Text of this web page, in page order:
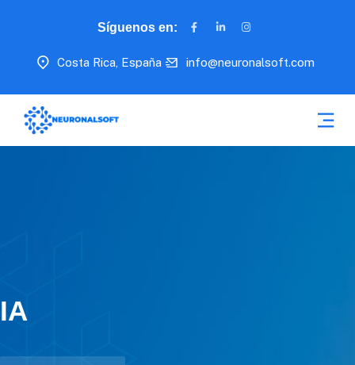
Síguenos en:
Costa Rica, España info@neuronalsoft.com
IA